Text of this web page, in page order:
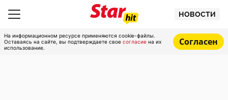
НОВОСТИ
На информационном ресурсе применяются cookie-файлы.
Оставаясь на сайте, вы подтверждаете свое согласие на их
использование.
Согласен